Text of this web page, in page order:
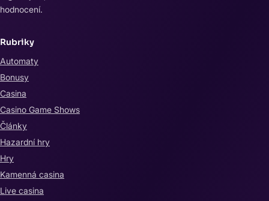
hodnocení.
Rubriky
Automaty
Bonusy
Casina
Casino Game Shows
Články
Hazardní hry
Hry
Kamenná casina
Live casina